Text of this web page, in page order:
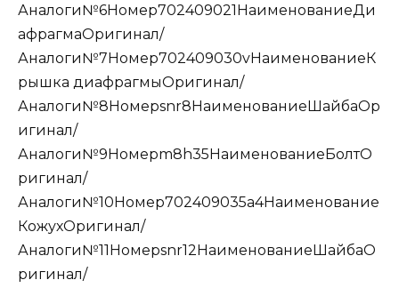
Аналоги№6Номер702409021НаименованиеДи
афрагмаОригинал/
Аналоги№7Номер702409030vНаименованиеК
рышка диафрагмыОригинал/
Аналоги№8Номерsnr8НаименованиеШайбаОр
игинал/
Аналоги№9Номерm8h35НаименованиеБолтО
ригинал/
Аналоги№10Номер702409035a4Наименование
КожухОригинал/
Аналоги№11Номерsnr12НаименованиеШайбаО
ригинал/